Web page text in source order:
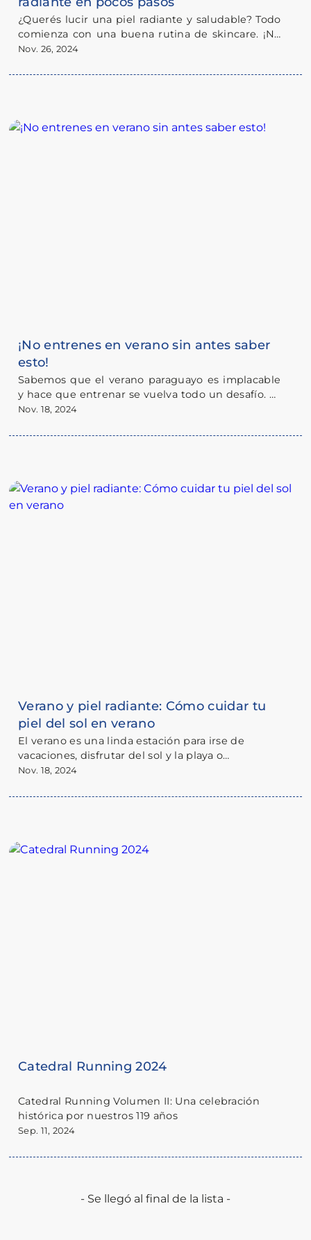
¿Querés lucir una piel radiante y saludable? Todo
comienza con una buena rutina de skincare. ¡No
te preocupes! No es complicado; con estos
Farmacia Catedral, vas a notar la diferencia.
Nov. 26, 2024
¡No entrenes en verano sin antes saber
esto!
Sabemos que el verano paraguayo es implacable
y hace que entrenar se vuelva todo un desafío. Ya
sea que practiques deportes regularmente o si
cuantos cuidados podés seguir moviéndote sin
Acá van algunos consejos para que sigas con tu
Nov. 18, 2024
Verano y piel radiante: Cómo cuidar tu
piel del sol en verano
El verano es una linda estación para irse de
vacaciones, disfrutar del sol y la playa o
simplemente para salir a caminar o a ejercitarse,
exigente para tu piel y tu salud. En Farmacia
protegerte del sol y disfrutar al máximo de esta
época del año.
Nov. 18, 2024
Catedral Running 2024
Catedral Running Volumen II: Una celebración
histórica por nuestros 119 años
Sep. 11, 2024
- Se llegó al final de la lista -